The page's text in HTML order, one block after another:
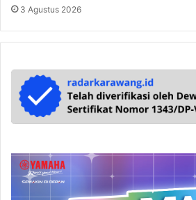
3 Agustus 2026